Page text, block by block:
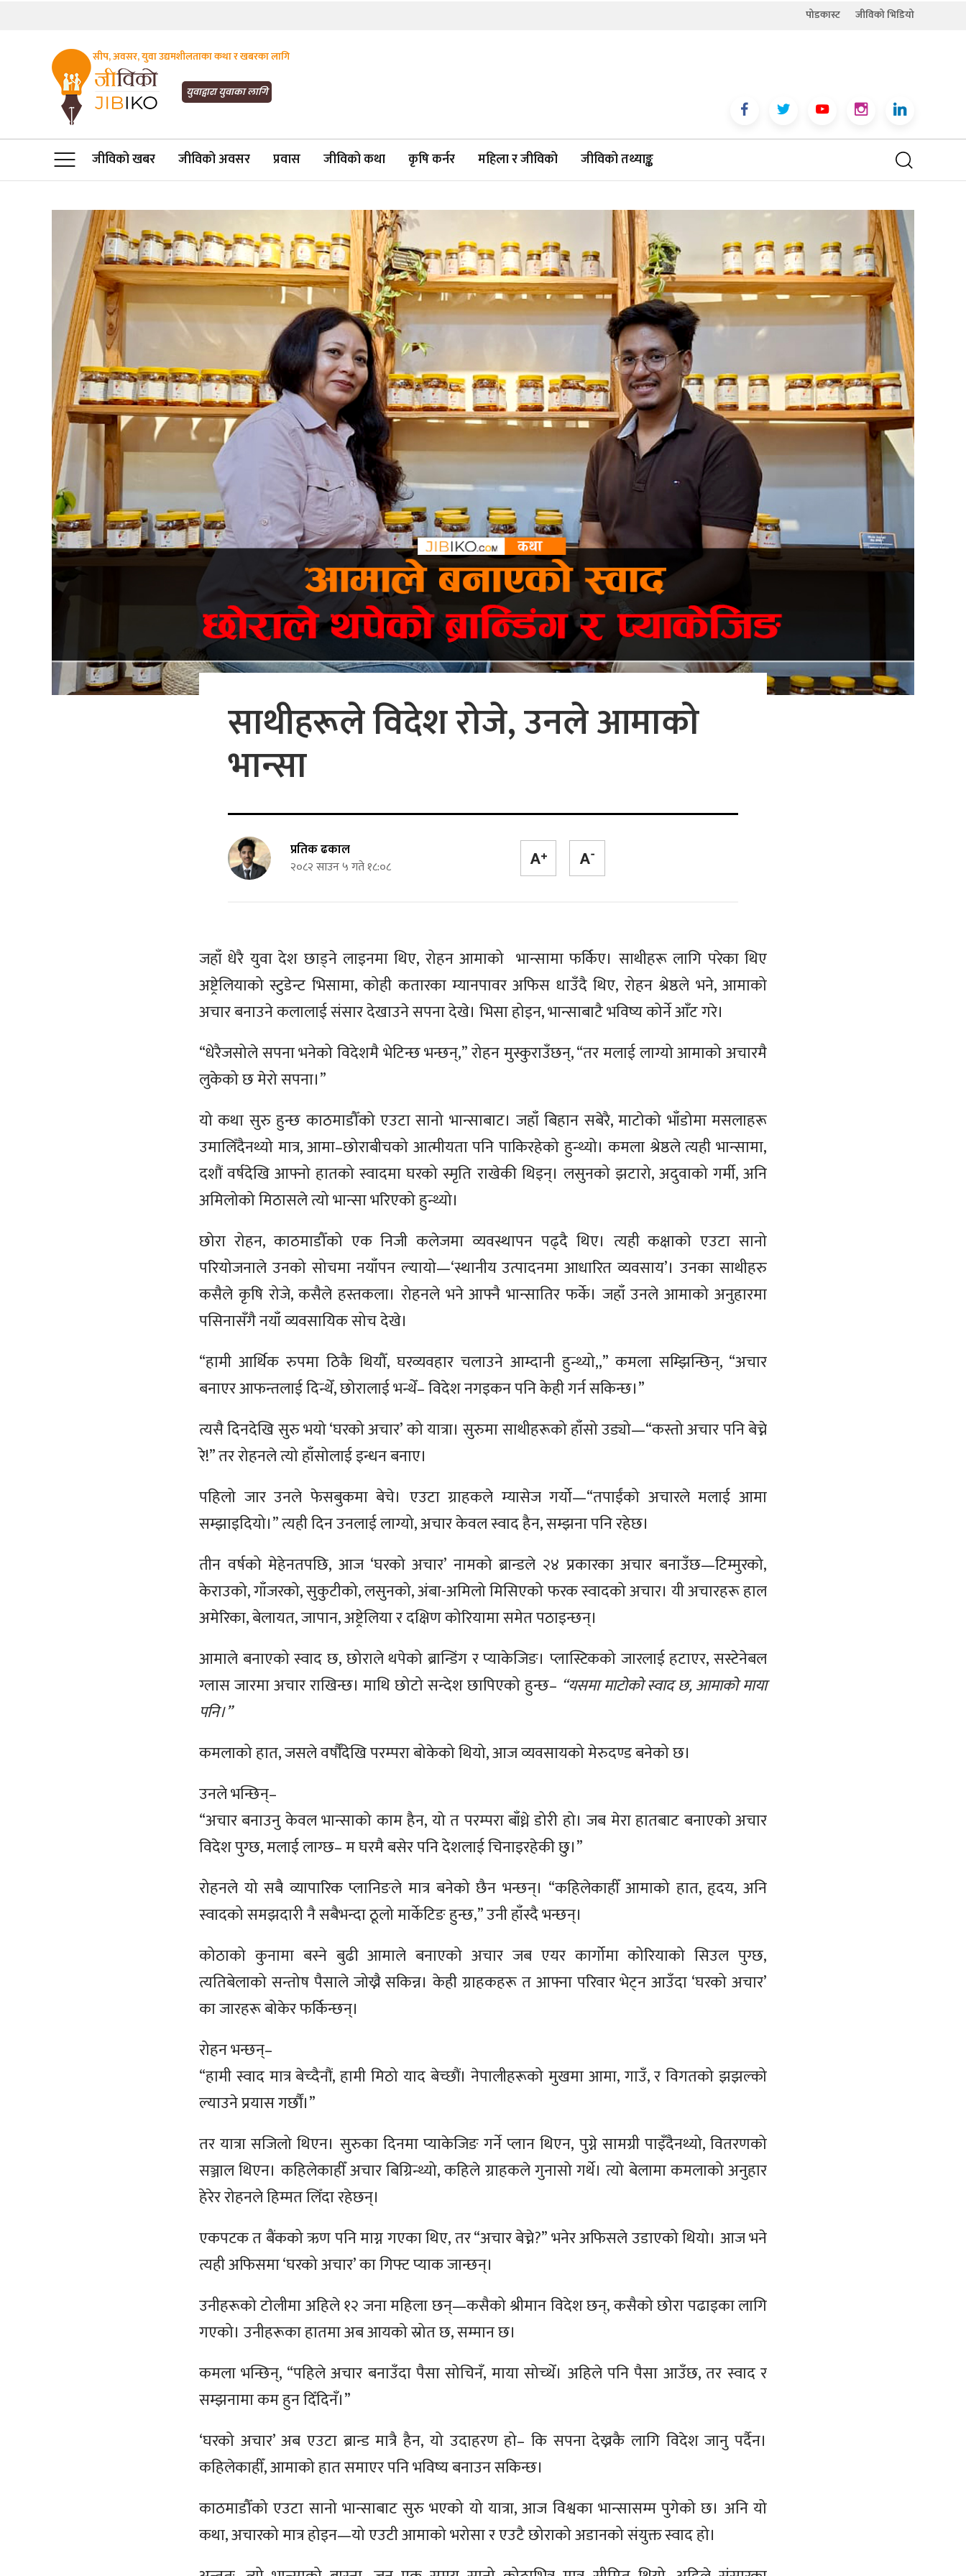
पोडकास्ट जीविको भिडियो
युवाद्वारा युवाका लागि
JIBIKO.COM
तपाईंको जीविकाको साथी
सीप, अवसर, युवा उद्यमशीलताका कथा र खबरका लागि
जीविको खबर जीविको अवसर प्रवास जीविको कथा कृषि कर्नर महिला र जीविको जीविको तथ्याङ्क
साथीहरूले विदेश रोजे, उनले आमाको
भान्सा
प्रतिक ढकाल
२०८२ साउन ५ गते १८:०८
जहाँ धेरै युवा देश छाड्ने लाइनमा थिए, रोहन आमाको भान्सामा फर्किए। साथीहरू लागि परेका थिए
अष्ट्रेलियाको स्टुडेन्ट भिसामा, कोही कतारका म्यानपावर अफिस धाउँदै थिए, रोहन श्रेष्ठले भने, आमाको
अचार बनाउने कलालाई संसार देखाउने सपना देखे। भिसा होइन, भान्साबाटै भविष्य कोर्ने आँट गरे।
“धेरैजसोले सपना भनेको विदेशमै भेटिन्छ भन्छन्,” रोहन मुस्कुराउँछन्, “तर मलाई लाग्यो आमाको अचारमै
लुकेको छ मेरो सपना।”
यो कथा सुरु हुन्छ काठमाडौँको एउटा सानो भान्साबाट। जहाँ बिहान सबेरै, माटोको भाँडोमा मसलाहरू
उमालिँदैनथ्यो मात्र, आमा–छोराबीचको आत्मीयता पनि पाकिरहेको हुन्थ्यो। कमला श्रेष्ठले त्यही भान्सामा,
दशौं वर्षदेखि आफ्नो हातको स्वादमा घरको स्मृति राखेकी थिइन्। लसुनको झटारो, अदुवाको गर्मी, अनि
अमिलोको मिठासले त्यो भान्सा भरिएको हुन्थ्यो।
छोरा रोहन, काठमाडौँको एक निजी कलेजमा व्यवस्थापन पढ्दै थिए। त्यही कक्षाको एउटा सानो
परियोजनाले उनको सोचमा नयाँपन ल्यायो—‘स्थानीय उत्पादनमा आधारित व्यवसाय’। उनका साथीहरु
कसैले कृषि रोजे, कसैले हस्तकला। रोहनले भने आफ्नै भान्सातिर फर्के। जहाँ उनले आमाको अनुहारमा
पसिनासँगै नयाँ व्यवसायिक सोच देखे।
“हामी आर्थिक रुपमा ठिकै थियौँ, घरव्यवहार चलाउने आम्दानी हुन्थ्यो,,” कमला सम्झिन्छिन्, “अचार
बनाएर आफन्तलाई दिन्थेँ, छोरालाई भन्थेँ– विदेश नगइकन पनि केही गर्न सकिन्छ।”
त्यसै दिनदेखि सुरु भयो ‘घरको अचार’ को यात्रा। सुरुमा साथीहरूको हाँसो उड्यो—“कस्तो अचार पनि बेच्ने
रे!” तर रोहनले त्यो हाँसोलाई इन्धन बनाए।
पहिलो जार उनले फेसबुकमा बेचे। एउटा ग्राहकले म्यासेज गर्यो—“तपाईंको अचारले मलाई आमा
सम्झाइदियो।” त्यही दिन उनलाई लाग्यो, अचार केवल स्वाद हैन, सम्झना पनि रहेछ।
तीन वर्षको मेहेनतपछि, आज ‘घरको अचार’ नामको ब्रान्डले २४ प्रकारका अचार बनाउँछ—टिम्मुरको,
केराउको, गाँजरको, सुकुटीको, लसुनको, अंबा-अमिलो मिसिएको फरक स्वादको अचार। यी अचारहरू हाल
अमेरिका, बेलायत, जापान, अष्ट्रेलिया र दक्षिण कोरियामा समेत पठाइन्छन्।
आमाले बनाएको स्वाद छ, छोराले थपेको ब्रान्डिंग र प्याकेजिङ। प्लास्टिकको जारलाई हटाएर, सस्टेनेबल
ग्लास जारमा अचार राखिन्छ। माथि छोटो सन्देश छापिएको हुन्छ– “यसमा माटोको स्वाद छ, आमाको माया
पनि।”
कमलाको हात, जसले वर्षौँदेखि परम्परा बोकेको थियो, आज व्यवसायको मेरुदण्ड बनेको छ।
उनले भन्छिन्–
“अचार बनाउनु केवल भान्साको काम हैन, यो त परम्परा बाँध्ने डोरी हो। जब मेरा हातबाट बनाएको अचार
विदेश पुग्छ, मलाई लाग्छ– म घरमै बसेर पनि देशलाई चिनाइरहेकी छु।”
रोहनले यो सबै व्यापारिक प्लानिङले मात्र बनेको छैन भन्छन्। “कहिलेकाहीँ आमाको हात, हृदय, अनि
स्वादको समझदारी नै सबैभन्दा ठूलो मार्केटिङ हुन्छ,” उनी हाँस्दै भन्छन्।
कोठाको कुनामा बस्ने बुढी आमाले बनाएको अचार जब एयर कार्गोमा कोरियाको सिउल पुग्छ,
त्यतिबेलाको सन्तोष पैसाले जोख्नै सकिन्न। केही ग्राहकहरू त आफ्ना परिवार भेट्न आउँदा ‘घरको अचार’
का जारहरू बोकेर फर्किन्छन्।
रोहन भन्छन्–
“हामी स्वाद मात्र बेच्दैनौं, हामी मिठो याद बेच्छौं। नेपालीहरूको मुखमा आमा, गाउँ, र विगतको झझल्को
ल्याउने प्रयास गर्छौं।”
तर यात्रा सजिलो थिएन। सुरुका दिनमा प्याकेजिङ गर्ने प्लान थिएन, पुग्ने सामग्री पाइँदैनथ्यो, वितरणको
सञ्जाल थिएन। कहिलेकाहीँ अचार बिग्रिन्थ्यो, कहिले ग्राहकले गुनासो गर्थे। त्यो बेलामा कमलाको अनुहार
हेरेर रोहनले हिम्मत लिँदा रहेछन्।
एकपटक त बैंकको ऋण पनि माग्न गएका थिए, तर “अचार बेच्ने?” भनेर अफिसले उडाएको थियो। आज भने
त्यही अफिसमा ‘घरको अचार’ का गिफ्ट प्याक जान्छन्।
उनीहरूको टोलीमा अहिले १२ जना महिला छन्—कसैको श्रीमान विदेश छन्, कसैको छोरा पढाइका लागि
गएको। उनीहरूका हातमा अब आयको स्रोत छ, सम्मान छ।
कमला भन्छिन्, “पहिले अचार बनाउँदा पैसा सोचिनँ, माया सोच्थेँ। अहिले पनि पैसा आउँछ, तर स्वाद र
सम्झनामा कम हुन दिँदिनँ।”
‘घरको अचार’ अब एउटा ब्रान्ड मात्रै हैन, यो उदाहरण हो– कि सपना देख्नकै लागि विदेश जानु पर्दैन।
कहिलेकाहीँ, आमाको हात समाएर पनि भविष्य बनाउन सकिन्छ।
काठमाडौँको एउटा सानो भान्साबाट सुरु भएको यो यात्रा, आज विश्वका भान्सासम्म पुगेको छ। अनि यो
कथा, अचारको मात्र होइन—यो एउटी आमाको भरोसा र एउटै छोराको अडानको संयुक्त स्वाद हो।